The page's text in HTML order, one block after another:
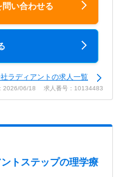
問い合わせる
ラディアントの求人一覧
2026/06/18 求人番号：10134483
トステップの理学療